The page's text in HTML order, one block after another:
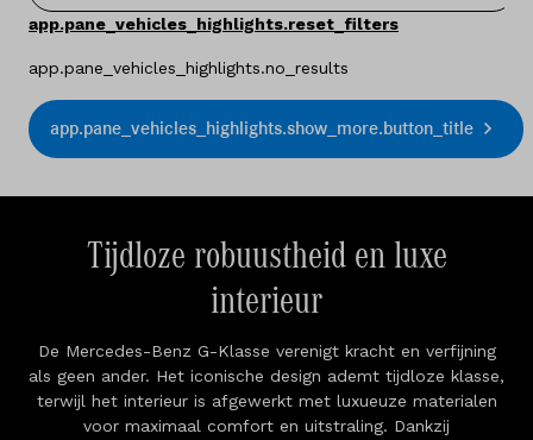
app.pane_vehicles_highlights.reset_filters
app.pane_vehicles_highlights.no_results
app.pane_vehicles_highlights.show_more.button_title
Tijdloze robuustheid en luxe
interieur
De Mercedes-Benz G-Klasse verenigt kracht en verfijning
als geen ander. Het iconische design ademt tijdloze klasse,
terwijl het interieur is afgewerkt met luxueuze materialen
voor maximaal comfort en uitstraling. Dankzij